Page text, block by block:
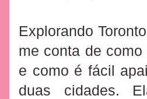
Explorando
me conta de
e como é fácil
duas cidades.